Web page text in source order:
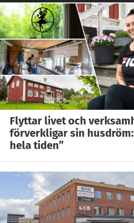
Flyttar livet och
förverkligar sin husdröm:
hela tiden”